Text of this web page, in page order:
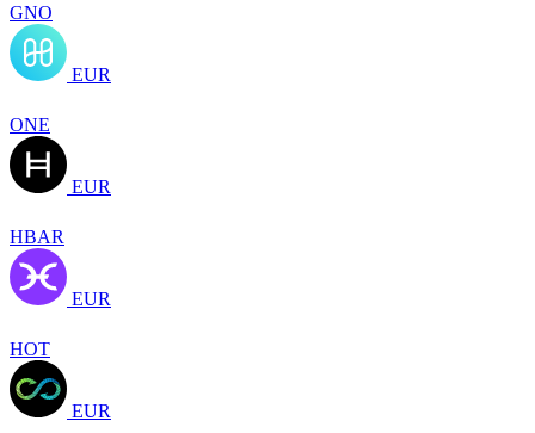
GNO
EUR
ONE
EUR
HBAR
EUR
HOT
EUR